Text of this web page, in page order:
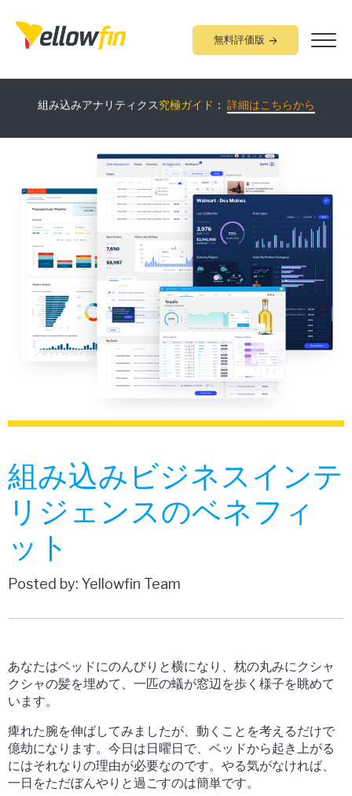
無料評価版
Yellowfinについて60分で学べる オンラインデモ
はこちらから
組み込みアナリティクス究極ガイド ： 詳細はこちらから
組み込みビジネスインテ
リジェンスのベネフィ
ット
Posted by: Yellowfin Team
あなたはベッドにのんびりと横になり、枕の丸みにクシャ
クシャの髪を埋めて、一匹の蟻が窓辺を歩く様子を眺めて
います。
痺れた腕を伸ばしてみましたが、動くことを考えるだけで
億劫になります。今日は日曜日で、ベッドから起き上がる
にはそれなりの理由が必要なのです。やる気がなければ、
一日をただぼんやりと過ごすのは簡単です。